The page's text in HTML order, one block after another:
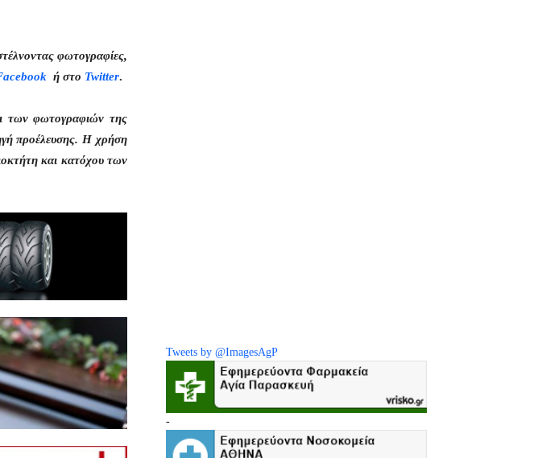
φωτογραφίες,
ή στο Twitter.
των φωτογραφιών της
προέλευσης. Η χρήση
και κατόχου των
Tweets by @ImagesAgP
-